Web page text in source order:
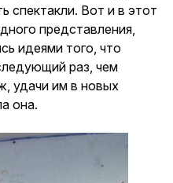
спектакли. Вот и в этот
представления,
идеями того, что
раз, чем
удачи им в новых
она.